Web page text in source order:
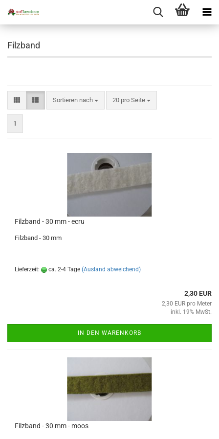
Filzband
Sortieren nach
Sortieren nach 20 pro Seite
pro Seite
1
Filzband - 30 mm - ecru
Filzband - 30 mm
Lieferzeit: ca. 2-4 Tage (Ausland abweichend)
2,30 EUR
2,30 EUR pro Meter
inkl. 19% MwSt.
IN DEN WARENKORB
Filzband - 30 mm - moos